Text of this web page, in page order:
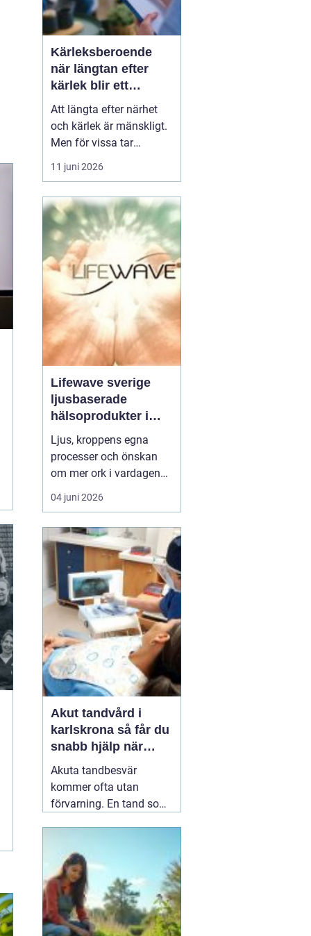
Kärleksberoende
när längtan efter
kärlek blir ett
beroende
Att längta efter närhet
och kärlek är mänskligt.
Men för vissa tar
längtan över helt.
Relationer, förälskelser
rätta blir viktigare än
jobb, vänner, hälsa och
till och med den egna
säkerheten. Då handlar
det inte längre bara om
s...
11 juni 2026
Lifewave sverige
ljusbaserade
hälsoprodukter i
fokus
Ljus, kroppens egna
processer och önskan
om mer ork i vardagen
möts i ett växande
intresse för fototerapi
Sverige söker många
efter skonsamma
metoder som kan stödja
återhämtning, energi och
allmänt välbefinnande
utan ingrepp eller...
04 juni 2026
Akut tandvård i
karlskrona så får du
snabb hjälp när
tanden krisar
Akuta tandbesvär
kommer ofta utan
förvarning. En tand som
du knappt kan sova. En
fyllning kan lossna
lagom till helgen, eller en
tand kan skadas vid en
olycka. I sådana lägen